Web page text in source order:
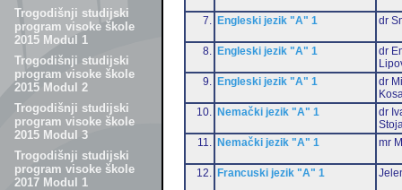
Trogodišnji studijski
program visoke škole
2015 Modul 1
Trogodišnji studijski
program visoke škole
2015 Modul 2
Trogodišnji studijski
program visoke škole
2015 Modul 3
Trogodišnji studijski
program visoke škole
2017 Modul 1
7. Engleski jezik "A" 1 dr
8. Engleski jezik "A" 1
dr
9.
Engleski jezik "A" 1
dr
10.
Nemački jezik "A" 1
dr
11.
Nemački jezik "A" 1 mr
12. Francuski jezik "A" 1